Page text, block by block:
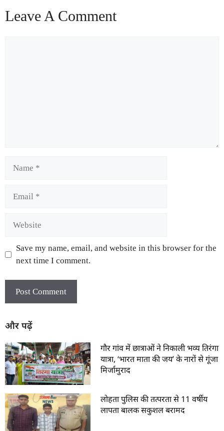
Leave A Comment
Save my name, email, and website in this browser for the
next time I comment.
और पढ़ें
गौर गांव में छात्राओं ने निकाली भव्य तिरंगा
यात्रा, ‘भारत माता की जय’ के नारों से गूंजा
मिर्जामुराद
लोहता पुलिस की तत्परता से 11 वर्षीय
लापता बालक सकुशल बरामद